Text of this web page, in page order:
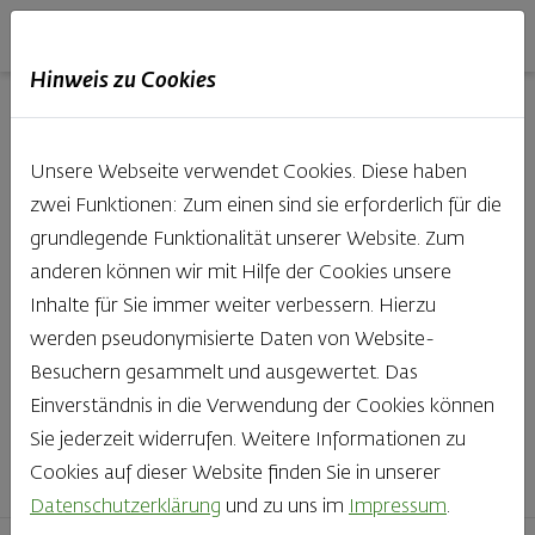
Backstube entdecken
Was gibt es Schöneres, als bei Brot & Gebäck die Qual
der Wahl zu haben? Noch dazu, wenn so großer Wert
auf den kleinen, feinen Unterschied gelegt wird, wie bei
Haubis. Beste Zutaten und Handwerk, das seinen
Namen auch verdient – das schmeckt man einfach!
Finden Sie Ihr Lieblingsprodukt
Hinweis zu Cookies
Unsere Webseite verwendet Cookies. Diese haben
zwei Funktionen: Zum einen sind sie erforderlich für die
grundlegende Funktionalität unserer Website. Zum
anderen können wir mit Hilfe der Cookies unsere
Inhalte für Sie immer weiter verbessern. Hierzu
werden pseudonymisierte Daten von Website-
Besuchern gesammelt und ausgewertet. Das
Einverständnis in die Verwendung der Cookies können
Sie jederzeit widerrufen. Weitere Informationen zu
Cookies auf dieser Website finden Sie in unserer
Datenschutzerklärung und zu uns im Impressum.